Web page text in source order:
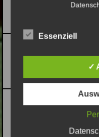
2.B-
Essenziell
✓